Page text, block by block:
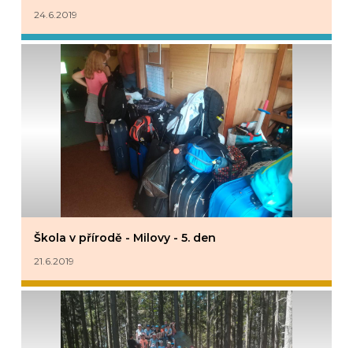
24.6.2019
Škola v přírodě - Milovy - 5. den
21.6.2019